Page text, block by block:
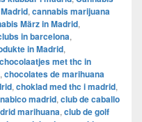
, cannabis marijuana
März in Madrid,
in barcelona,
in Madrid,
chocolaatjes met thc in
, chocolates de marihuana
, choklad med thc i madrid,
madrid, club de caballo
marihuana, club de golf